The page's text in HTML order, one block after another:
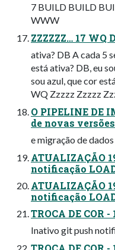
7 BUILD BUILD
WWW
ZZZZZZ… 17 WQ
ativa? DB A cada 5
está ativa? DB, eu
sou azul, que cor
WQ Zzzzz Zzzzz
O PIPELINE DE
de novas
e migração de
ATUALIZAÇÃO
notificação
ATUALIZAÇÃO
notificação
TROCA DE COR
Inativo git push